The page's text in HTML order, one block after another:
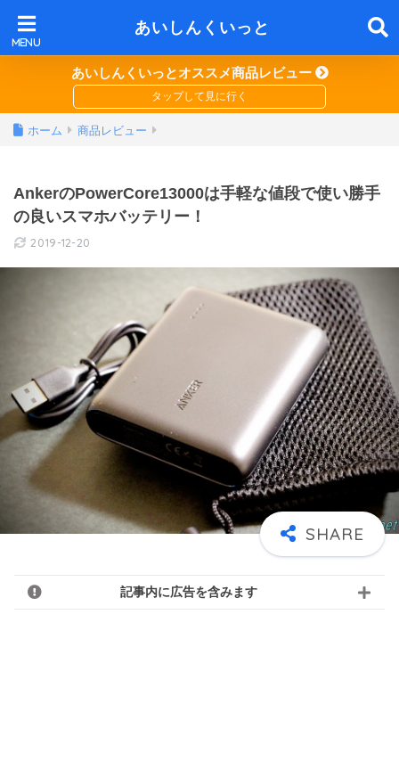
あいしんくいっと
あいしんくいっとオススメ商品レビュー
ホーム 商品レビュー
AnkerのPowerCore13000は手軽な値段で使い勝手
の良いスマホバッテリー！
2019-12-20
記事内に広告を含みます